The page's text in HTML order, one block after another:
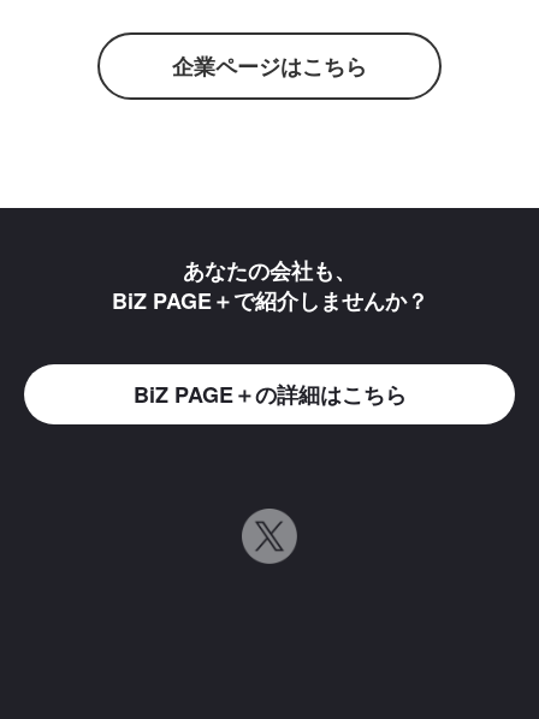
企業ページはこちら
あなたの会社も、
BiZ PAGE＋で紹介しませんか？
BiZ PAGE＋の詳細はこちら